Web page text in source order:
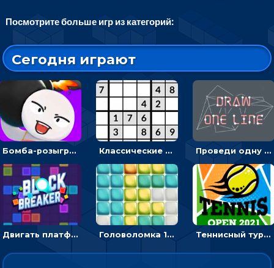
Посмотрите больше игр из категорий:
Сегодня играют
Бомба-розыгрыш: передавай и беги – 3D гиперказуалка Классические судоку: реши 30 уровней головоломки Проведи одну линию и повтори фигуру - головоломка
Двигать платформу и отбивать мячики или ловить бонусы Головоломка 10х10 Теннисный турнир: подавать или отбивать шарик ракеткой